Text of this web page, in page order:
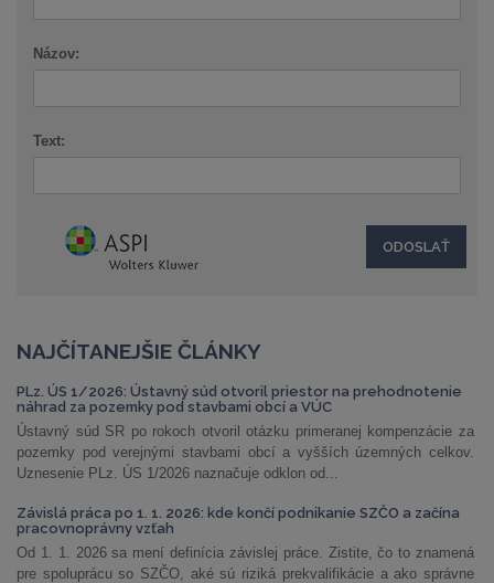
Názov:
Text:
NAJČÍTANEJŠIE ČLÁNKY
PLz. ÚS 1/2026: Ústavný súd otvoril priestor na prehodnotenie
náhrad za pozemky pod stavbami obcí a VÚC
Ústavný súd SR po rokoch otvoril otázku primeranej kompenzácie za
pozemky pod verejnými stavbami obcí a vyšších územných celkov.
Uznesenie PLz. ÚS 1/2026 naznačuje odklon od...
Závislá práca po 1. 1. 2026: kde končí podnikanie SZČO a začína
pracovnoprávny vzťah
Od 1. 1. 2026 sa mení definícia závislej práce. Zistite, čo to znamená
pre spoluprácu so SZČO, aké sú riziká prekvalifikácie a ako správne